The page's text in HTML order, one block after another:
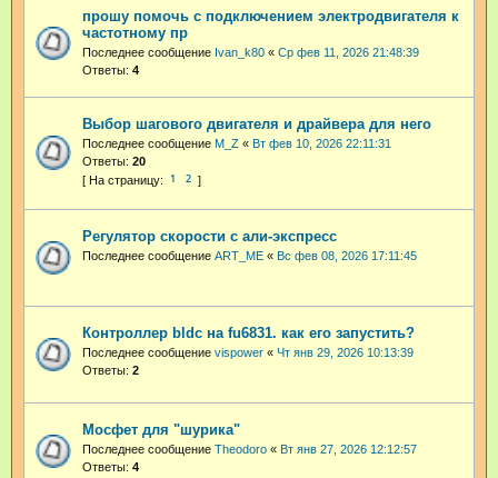
прошу помочь с подключением электродвигателя к
частотному пр
Последнее сообщение Ivan_k80 « Ср фев 11, 2026 21:48:39
Ответы: 4
Выбор шагового двигателя и драйвера для него
Последнее сообщение M_Z « Вт фев 10, 2026 22:11:31
Ответы: 20
1 2
Регулятор скорости с али-экспресс
Последнее сообщение ART_ME « Вс фев 08, 2026 17:11:45
Контроллер bldc на fu6831. как его запустить?
Последнее сообщение vispower « Чт янв 29, 2026 10:13:39
Ответы: 2
Мосфет для "шурика"
Последнее сообщение Theodoro « Вт янв 27, 2026 12:12:57
Ответы: 4